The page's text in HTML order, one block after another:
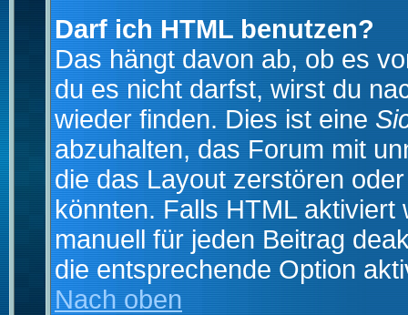
Darf ich HTML benutzen?
Das hängt davon ab, ob es
du es nicht darfst, wirst du
wieder finden. Dies ist eine
abzuhalten, das Forum mit
die das Layout zerstören
könnten. Falls HTML
manuell für jeden Beitrag
die entsprechende Option
Nach oben